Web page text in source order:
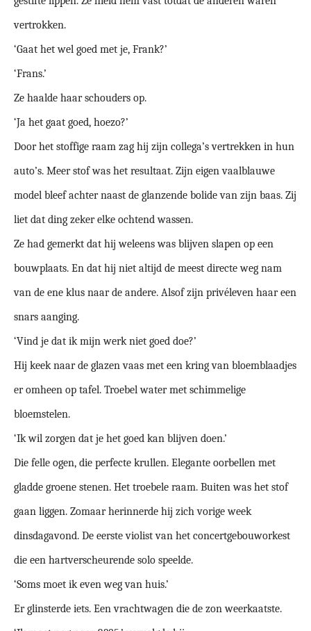
vertrokken.
‘Gaat het wel goed met je, Frank?’
‘Frans.’
Ze haalde haar schouders op.
‘Ja het gaat goed, hoezo?’
Door het stoffige raam zag hij zijn collega’s vertrekken in hun
auto’s. Meer stof was het resultaat. Zijn eigen vaalblauwe
model bleef achter naast de glanzende bolide van zijn baas. Zij
liet dat ding zeker elke ochtend wassen.
Ze had gemerkt dat hij weleens was blijven slapen op een
bouwplaats. En dat hij niet altijd de meest directe weg nam
van de ene klus naar de andere. Alsof zijn privéleven haar een
snars aanging.
‘Vind je dat ik mijn werk niet goed doe?’
Hij keek naar de glazen vaas met een kring van bloemblaadjes
er omheen op tafel. Troebel water met schimmelige
bloemstelen.
‘Ik wil zorgen dat je het goed kan blijven doen.’
Die felle ogen, die perfecte krullen. Elegante oorbellen met
gladde groene stenen. Het troebele raam. Buiten was het stof
gaan liggen. Zomaar herinnerde hij zich vorige week
dinsdagavond. De eerste violist van het concertgebouworkest
die een hartverscheurende solo speelde.
‘Soms moet ik even weg van huis.’
Er glinsterde iets. Een vrachtwagen die de zon weerkaatste.